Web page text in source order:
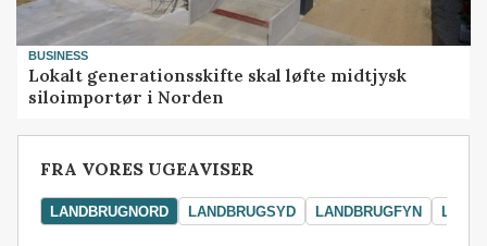
BUSINESS
Lokalt generationsskifte skal løfte midtjysk
siloimportør i Norden
FRA VORES UGEAVISER
LANDBRUGNORD LANDBRUGSYD LANDBRUGFYN